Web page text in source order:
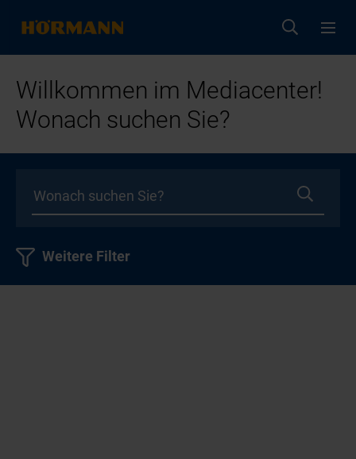
Willkommen im Mediacenter!
Wonach suchen Sie?
Weitere Filter